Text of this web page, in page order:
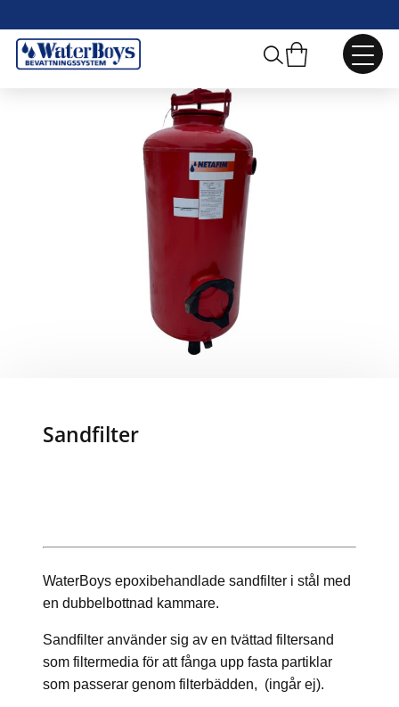
Webbshop / Tryckregulatorer, Filter
Sandfilter
WaterBoys epoxibehandlade sandfilter i stål med
en dubbelbottnad kammare.
Sandfilter använder sig av en tvättad filtersand
som filtermedia för att fånga upp fasta partiklar
som passerar genom filterbädden, (ingår ej).